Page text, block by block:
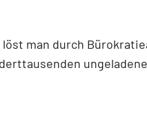
man durch